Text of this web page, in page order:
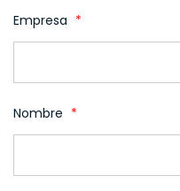
Empresa *
Nombre *